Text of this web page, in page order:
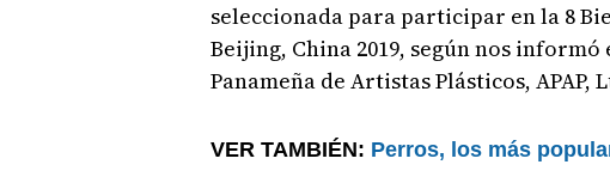
seleccionada para participar en la 8
Beijing, China 2019, según nos
Panameña de Artistas Plásticos, APAP,
VER TAMBIÉN: Perros, los más